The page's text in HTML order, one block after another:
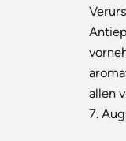
allen
7.